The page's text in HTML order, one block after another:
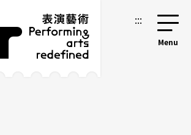
:::